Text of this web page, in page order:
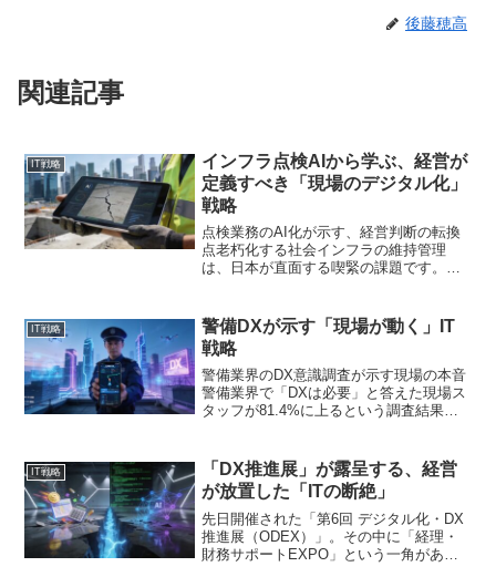
後藤穂高
関連記事
IT戦略
インフラ点検AIから学ぶ、経営が
定義すべき「現場のデジタル化」
戦略
点検業務のAI化が示す、経営判断の転換
点老朽化する社会インフラの維持管理
は、日本が直面する喫緊の課題です。こ
した。累計9現場での実証実験では、業務
効率の改善と点検品質...
IT戦略
警備DXが示す「現場が動く」IT
戦略
警備業界のDX意識調査が示す現場の本音
警備業界で「DXは必要」と答えた現場ス
タッフが81.4%に上るという調査結果が
フォン完結型の働き方へのニーズが顕著
に表れました。こ...
IT戦略
「DX推進展」が露呈する、経営
が放置した「ITの断絶」
先日開催された「第6回 デジタル化・DX
推進展（ODEX）」。その中に「経理・
財務サポートEXPO」という一角があ